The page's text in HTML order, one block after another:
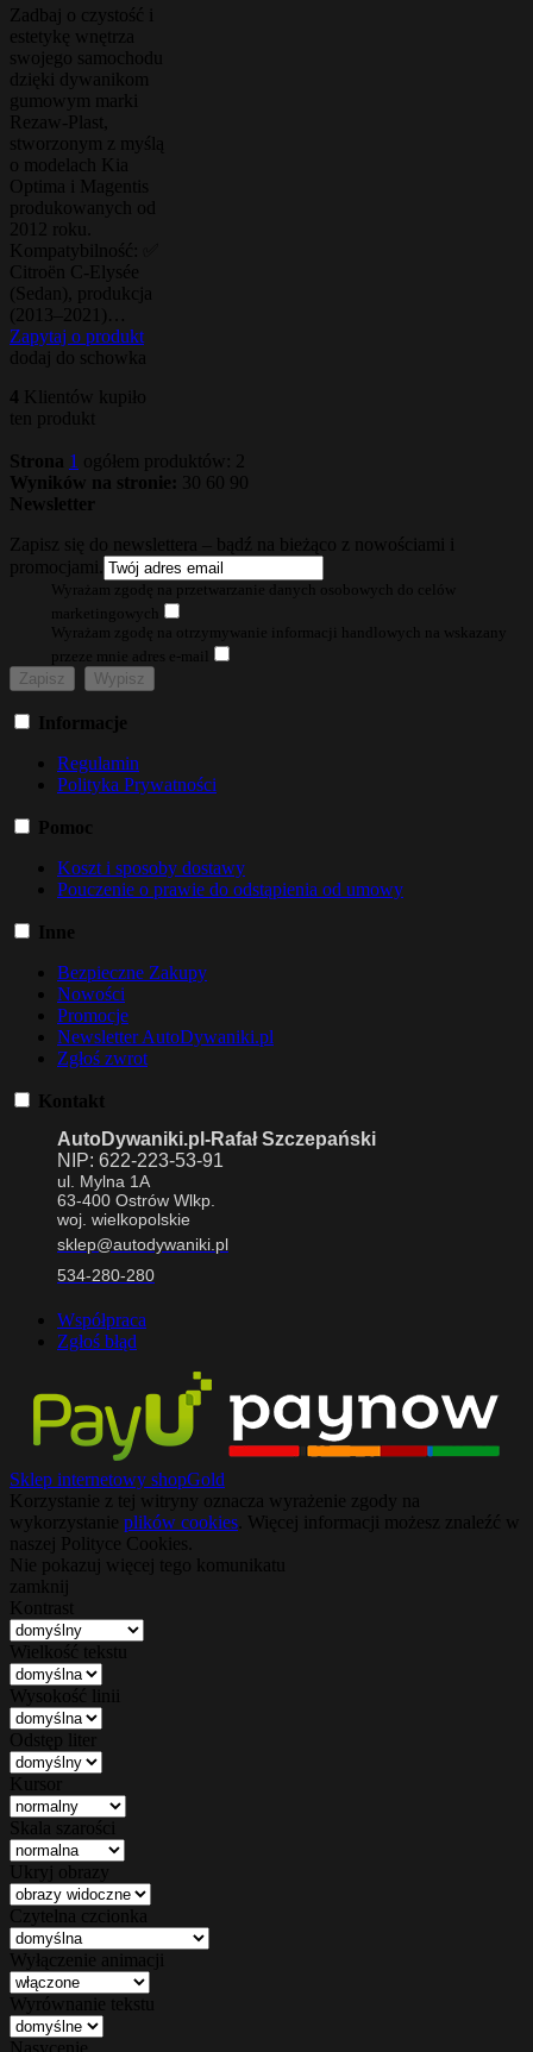
Zadbaj o czystość i
estetykę wnętrza
swojego samochodu
dzięki dywanikom
gumowym marki
Rezaw-Plast,
stworzonym z myślą
o modelach Kia
Optima i Magentis
produkowanych od
2012 roku.
Kompatybilność: ✅
Citroën C‑Elysée
(Sedan), produkcja
(2013–2021)…
Zapytaj o produkt
dodaj do schowka
4 Klientów kupiło
ten produkt
Strona 1 ogółem produktów: 2
Wyników na stronie:
30 60 90
Newsletter
Zapisz się do newslettera – bądź na bieżąco z nowościami i
promocjami.
Wyrażam zgodę na przetwarzanie danych osobowych do celów
marketingowych
Wyrażam zgodę na otrzymywanie informacji handlowych na wskazany
przeze mnie adres e-mail
Informacje
Regulamin
Polityka Prywatności
Pomoc
Koszt i sposoby dostawy
Pouczenie o prawie do odstąpienia od umowy
Inne
Bezpieczne Zakupy
Nowości
Promocje
Newsletter AutoDywaniki.pl
Zgłoś zwrot
Kontakt
AutoDywaniki.pl-Rafał Szczepański
NIP: 622-223-53-91
ul. Mylna 1A
63-400 Ostrów Wlkp.
woj. wielkopolskie
sklep@autodywaniki.pl
534-280-280
Współpraca
Zgłoś błąd
Sklep internetowy shopGold
Korzystanie z tej witryny oznacza wyrażenie zgody na
wykorzystanie plików cookies . Więcej informacji możesz znaleźć w
naszej Polityce Cookies.
Nie pokazuj więcej tego komunikatu
zamknij
Kontrast
Wielkość tekstu
Wysokość linii
Odstęp liter
Kursor
Skala szarości
Ukryj obrazy
Czytelna czcionka
Wyłączenie animacji
Wyrównanie tekstu
Nasycenie